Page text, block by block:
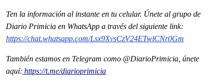
Ten la información al instante en tu celular. Únete al grupo de
Diario Primicia en WhatsApp a través del siguiente link:
https://chat.whatsapp.com/Lsx9XvsCzV24ETwlCNr0Gm
También estamos en Telegram como @DiarioPrimicia, únete
aquí: https://t.me/diarioprimicia